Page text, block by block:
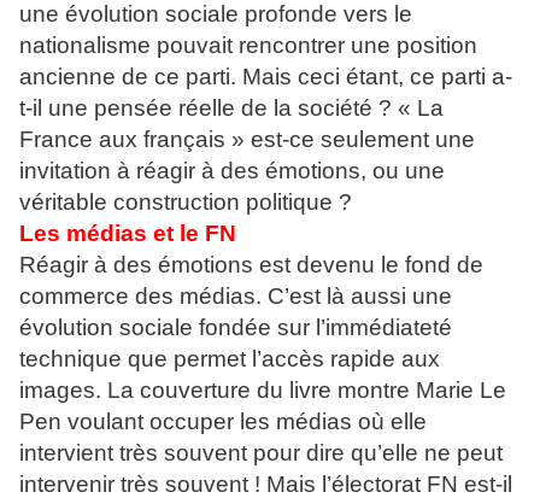
une évolution sociale profonde vers le
nationalisme pouvait rencontrer une position
ancienne de ce parti. Mais ceci étant, ce parti a-
t-il une pensée réelle de la société ? « La
France aux français » est-ce seulement une
invitation à réagir à des émotions, ou une
véritable construction politique ?
Les médias et le FN
Réagir à des émotions est devenu le fond de
commerce des médias. C’est là aussi une
évolution sociale fondée sur l’immédiateté
technique que permet l’accès rapide aux
images. La couverture du livre montre Marie Le
Pen voulant occuper les médias où elle
intervient très souvent pour dire qu’elle ne peut
intervenir très souvent ! Mais l’électorat FN est-il